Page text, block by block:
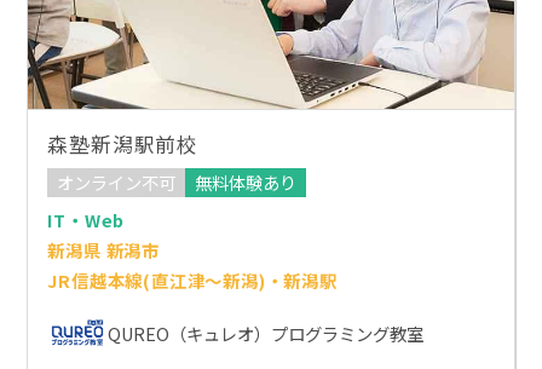
森塾新潟駅前校
オンライン不可
無料体験あり
IT・Web
新潟県 新潟市
JR信越本線(直江津～新潟)・新潟駅
QUREO（キュレオ）プログラミング教室